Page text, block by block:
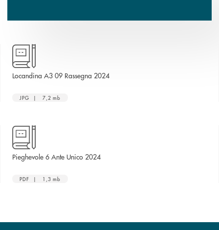
Locandina A3 09 Rassegna 2024apre una nuova finestra
JPG | 7,2 mb
Pieghevole 6 Ante Unico 2024apre una nuova finestra
PDF | 1,3 mb